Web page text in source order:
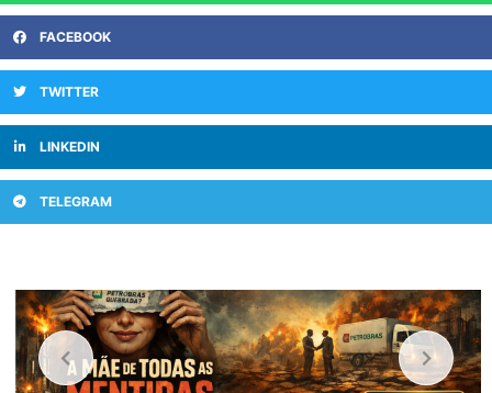
FACEBOOK
TWITTER
LINKEDIN
TELEGRAM